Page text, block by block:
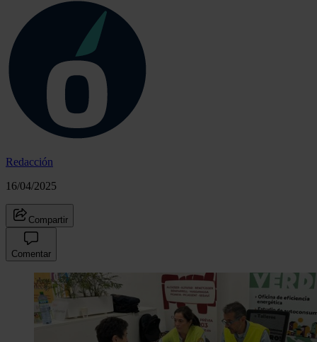
Redacción
16/04/2025
Compartir
Comentar